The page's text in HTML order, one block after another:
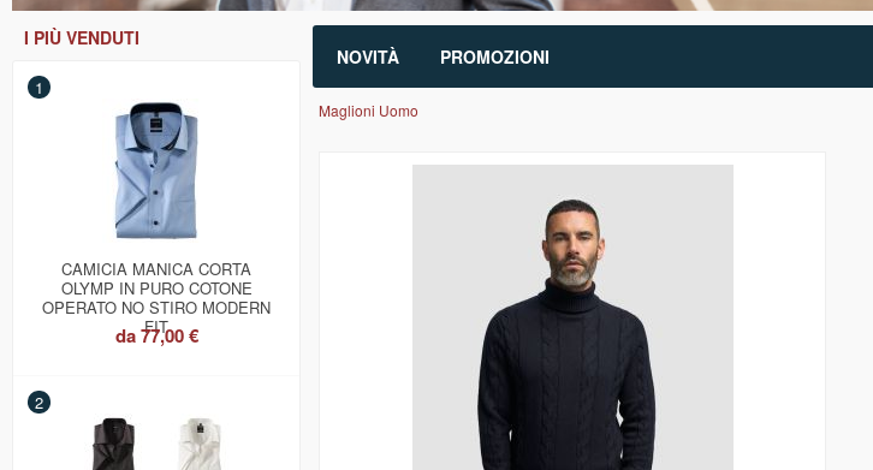
NOVITÀ PROMOZIONI
I PIÙ VENDUTI
1
CAMICIA MANICA CORTA
OLYMP IN PURO COTONE
OPERATO NO STIRO MODERN
FIT
da77,00 €
2
Maglioni Uomo